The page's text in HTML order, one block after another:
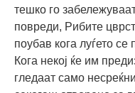
тешко го
повреди, Рибите
поубав кога луѓето се
Кога некој ќе им
гледаат само